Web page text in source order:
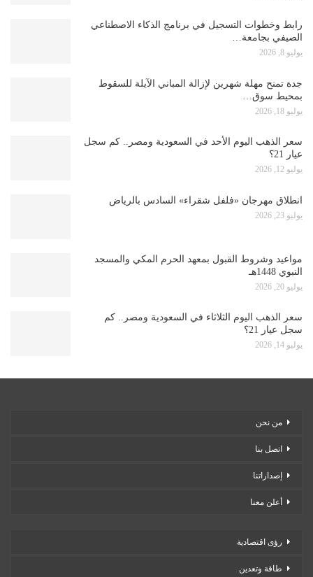
رابط وخطوات التسجيل في برنامج الذكاء الاصطناعي
الصيفي بجامعة…
يوليو 8, 2026
جدة تمنح مهلة شهرين لإزالة المباني الآيلة للسقوط
بمحيط سوق…
يوليو 18, 2026
سعر الذهب اليوم الأحد في السعودية ومصر.. كم سجل
عيار 21؟
يوليو 12, 2026
انطلاق مهرجان «فلفل شقراء» السادس بالرياض
يوليو 23, 2026
مواعيد وشروط القبول بمعهد الحرم المكي والمسجد
النبوي 1448هـ
يوليو 20, 2026
سعر الذهب اليوم الثلاثاء في السعودية ومصر.. كم
سجل عيار 21؟
يوليو 14, 2026
من نحن
اتصل بنا
إصداراتنا
أعلن معنا
رؤى اقتصادية
طاقة وتعدين